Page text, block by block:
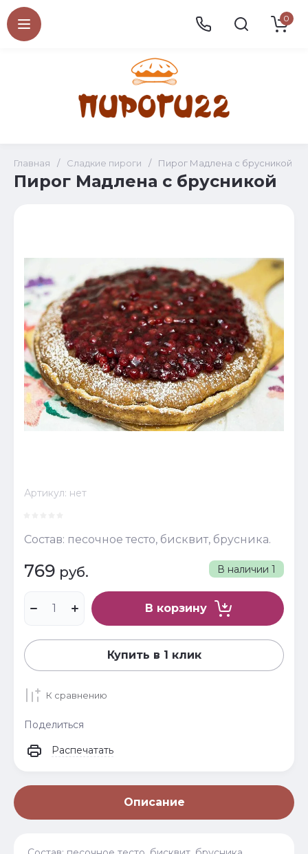
0
Главная / Сладкие пироги / Пирог Мадлена с брусникой
Пирог Мадлена с брусникой
Артикул: нет
Состав: песочное тесто, бисквит, брусника.
В наличии 1
769 руб.
В корзину
Купить в 1 клик
К сравнению
Поделиться
Распечатать
Описание